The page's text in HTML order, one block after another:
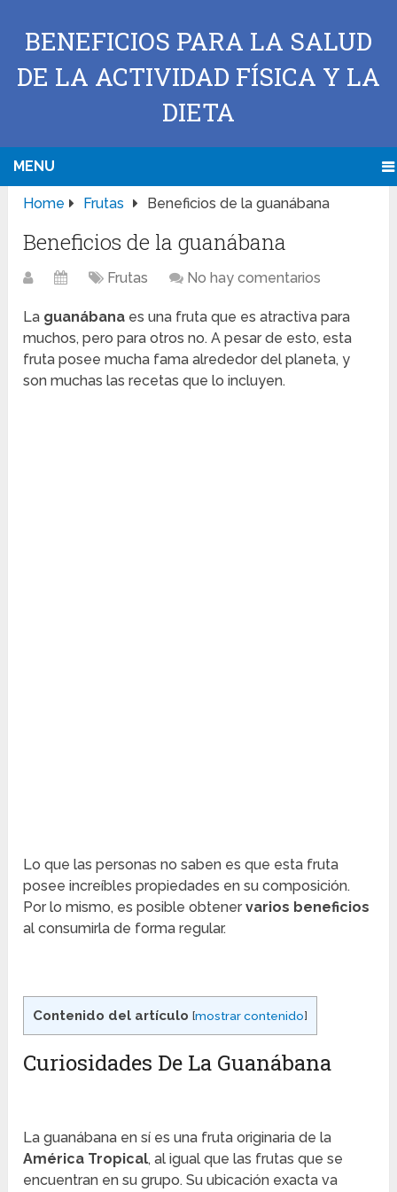
BENEFICIOS PARA LA SALUD
DE LA ACTIVIDAD FÍSICA Y LA
DIETA
MENU
Home Frutas Beneficios de la guanábana
Beneficios de la guanábana
Frutas No hay comentarios
La guanábana es una fruta que es atractiva para
muchos, pero para otros no. A pesar de esto, esta
fruta posee mucha fama alrededor del planeta, y
son muchas las recetas que lo incluyen.
Lo que las personas no saben es que esta fruta
posee increíbles propiedades en su composición.
Por lo mismo, es posible obtenervarios beneficios
al consumirla de forma regular.
Contenido del artículo [mostrar contenido]
Curiosidades De La Guanábana
La guanábana en sí es una fruta originaria de la
América Tropical, al igual que las frutas que se
encuentran en su grupo. Su ubicación exacta va